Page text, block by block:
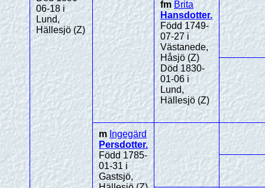
06-18 i
Lund,
Hällesjö (Z)
fmBrita
Hansdotter.
Född 1749-
07-27 i
Västanede,
Håsjö (Z)
Död 1830-
01-06 i
Lund,
Hällesjö (Z)
mIngegärd
Persdotter.
Född 1785-
01-31 i
Gastsjö,